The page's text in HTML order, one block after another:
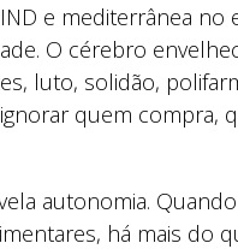
e mediterrânea
O cérebro
luto, solidão,
quem
autonomia.
há mais do